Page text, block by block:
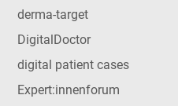
derma-target
DigitalDoctor
digital patient cases
Expert:innenforum